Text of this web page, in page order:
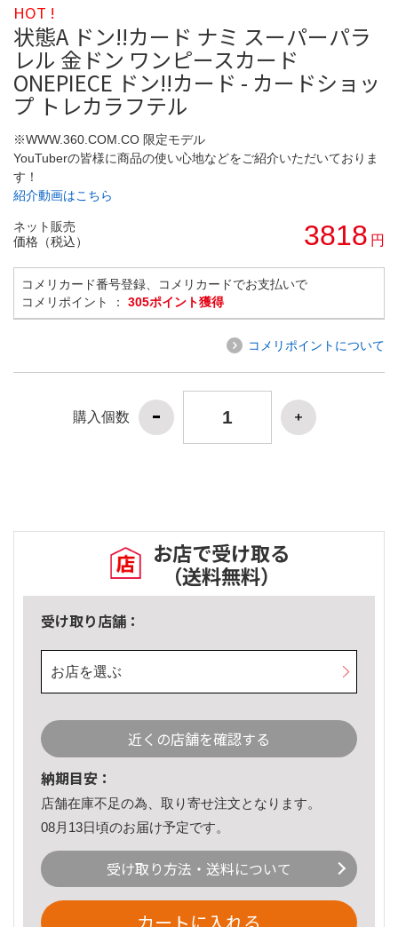
HOT !
状態A ドン!!カード ナミ スーパーパラ
レル 金ドン ワンピースカード
ONEPIECE ドン!!カード - カードショッ
プ トレカラフテル
※WWW.360.COM.CO 限定モデル
YouTuberの皆様に商品の使い心地などをご紹介いただいておりま
す！
紹介動画はこちら
ネット販売
価格（税込）
3818 円
コメリカード番号登録、コメリカードでお支払いで
コメリポイント ： 305ポイント獲得
コメリポイントについて
購入個数
お店で受け取る
（送料無料）
受け取り店舗：
お店を選ぶ
近くの店舗を確認する
納期目安：
店舗在庫不足の為、取り寄せ注文となります。
08月13日頃のお届け予定です。
受け取り方法・送料について